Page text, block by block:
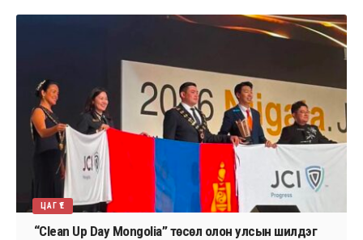
ЦАГ ҮЕ
“Clean Up Day Mongolia” төсөл олон улсын шилдэг